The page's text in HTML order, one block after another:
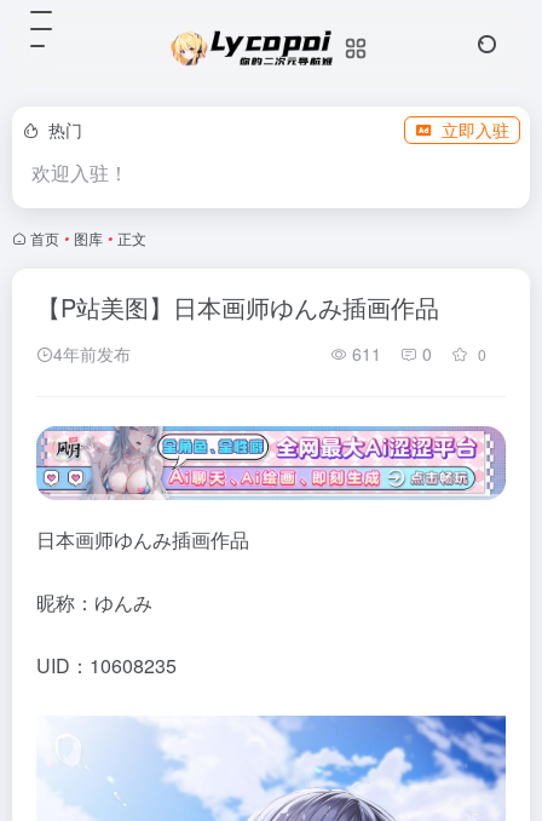
热门 立即入驻
欢迎入驻！
首页 • 图库 • 正文
【P站美图】日本画师ゆんみ插画作品
4年前发布 611 0 0
日本画师ゆんみ插画作品
昵称：ゆんみ
UID：10608235